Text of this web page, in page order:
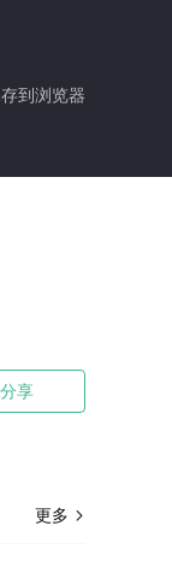
到浏览器
分享
更多 